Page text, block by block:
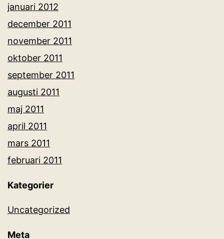
januari 2012
december 2011
november 2011
oktober 2011
september 2011
augusti 2011
maj 2011
april 2011
mars 2011
februari 2011
Kategorier
Uncategorized
Meta